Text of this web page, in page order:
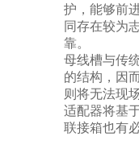
护，能够前
同存在较为
靠。
母线槽与传
的结构，因
则将无法现
适配器将基
联接箱也有